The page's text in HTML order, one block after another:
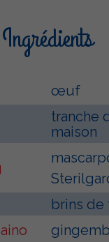
Ingrédients
œuf
tranche
maison
brins de